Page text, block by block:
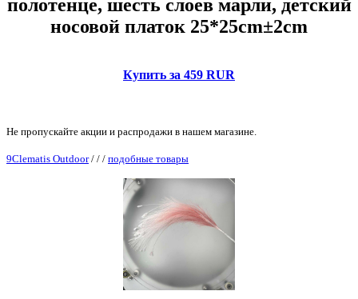
полотенце, шесть слоев марли, детский
носовой платок 25*25cm±2cm
Купить за 459 RUR
Не пропускайте акции и распродажи в нашем магазине.
9Clematis Outdoor/ / / подобные товары